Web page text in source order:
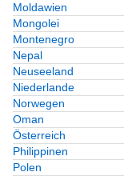
Moldawien
Mongolei
Montenegro
Nepal
Neuseeland
Niederlande
Norwegen
Oman
Österreich
Philippinen
Polen